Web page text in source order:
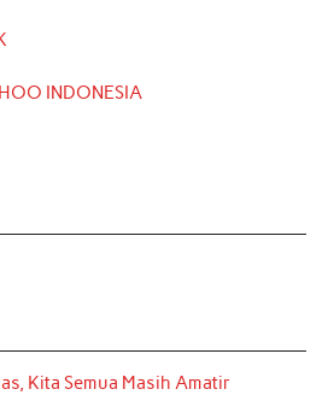
INDONESIA
Kita Semua Masih Amatir